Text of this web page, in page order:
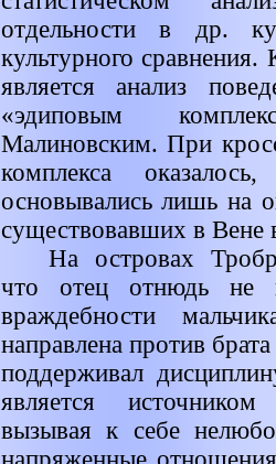
отдельности в др.
культурного
является анализ
«эдиповым
Малиновским. При
комплекса
основывались лишь на
существовавших в Вене
На островах
что отец отнюдь не
враждебности
направлена против
поддерживал
является
вызывая к себе